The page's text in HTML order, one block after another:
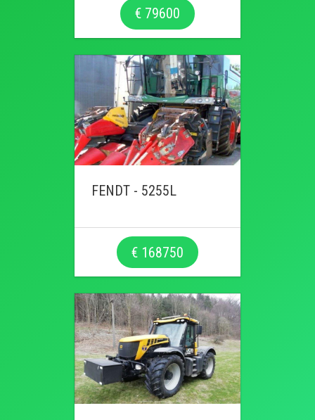
€ 79600
FENDT - 5255L
€ 168750